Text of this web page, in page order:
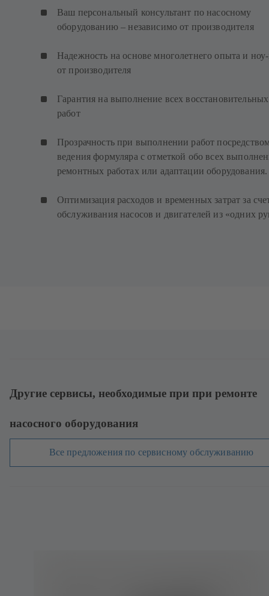
Ваш персональный консультант по насосному
оборудованию – независимо от производителя
Надежность на основе многолетнего опыта и
от производителя
Гарантия на выполнение всех восстановительных
работ
Прозрачность при выполнении работ
ведения формуляра с отметкой обо всех
ремонтных работах или адаптации оборудования.
Оптимизация расходов и временных затрат за
обслуживания насосов и двигателей из «одних
Другие сервисы, необходимые при при ремонте
насосного оборудования
Все предложения по сервисному обслуживанию